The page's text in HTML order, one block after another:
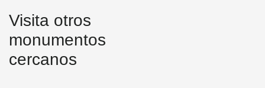
Visita otros
monumentos
cercanos